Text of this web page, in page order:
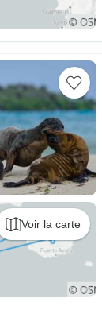
Voir la carte